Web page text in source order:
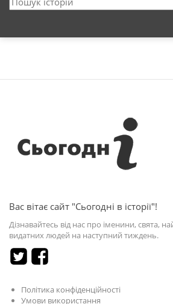
Вас вітає сайт "Сьогодні в історії"!
Дізнавайтесь від нас про іменини, свята,
видатних людей на наступний тиждень.
Політика конфіденційності
Умови використання